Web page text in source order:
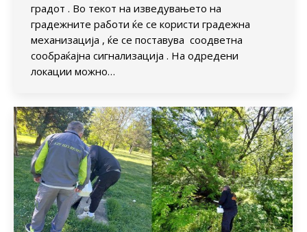
градот . Во текот на изведувањето на
градежните работи ќе се користи градежна
механизација , ќе се поставува соодветна
сообраќајна сигнализација . На одредени
локации можно…